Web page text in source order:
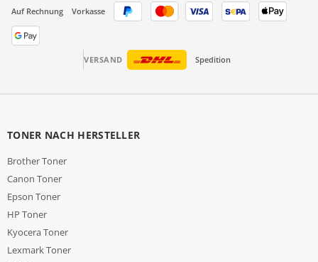
Auf Rechnung
Vorkasse
VERSAND Spedition
TONER NACH HERSTELLER
Brother Toner
Canon Toner
Epson Toner
HP Toner
Kyocera Toner
Lexmark Toner